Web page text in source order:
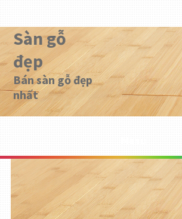
Sàn gỗ
đẹp
Bán sàn gỗ đẹp
nhất